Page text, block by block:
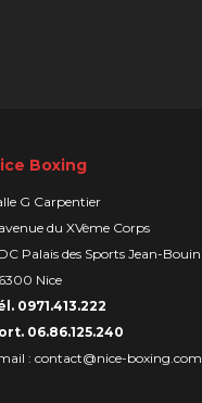
Boxing
G Carpentier
du XVème Corps
Palais des Sports Jean-Bouin
Nice
0971.413.222
06.86.125.240
: contact@nice-boxing.com